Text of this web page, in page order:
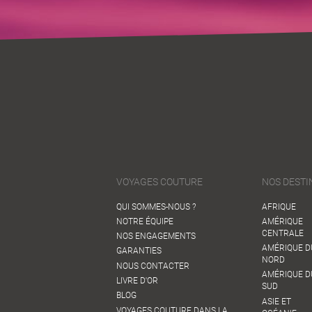
VOYAGES COUTURE
QUI SOMMES-NOUS ?
NOTRE ÉQUIPE
NOS ENGAGEMENTS
GARANTIES
NOUS CONTACTER
LIVRE D'OR
BLOG
NOS
AFRIQUE
AMÉRIQUE
CENTRALE
AMÉRIQUE
NORD
AMÉRIQUE
SUD
ASIE ET